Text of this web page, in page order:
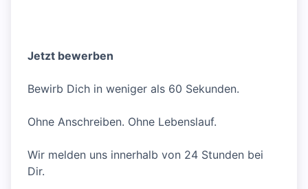
Jetzt bewerben
Bewirb Dich in weniger als 60 Sekunden.
Ohne Anschreiben. Ohne Lebenslauf.
Wir melden uns innerhalb von 24 Stunden bei
Dir.